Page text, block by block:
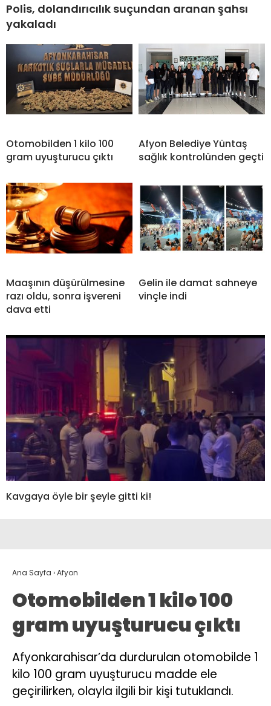
Polis, dolandırıcılık suçundan aranan şahsı
yakaladı
Otomobilden 1 kilo 100
gram uyuşturucu çıktı
Afyon Belediye Yüntaş
sağlık kontrolünden geçti
Maaşının düşürülmesine
razı oldu, sonra işvereni
dava etti
Gelin ile damat sahneye
vinçle indi
Kavgaya öyle bir şeyle gitti ki!
Ana Sayfa ›Afyon
Otomobilden 1 kilo 100
gram uyuşturucu çıktı
Afyonkarahisar’da durdurulan otomobilde 1
kilo 100 gram uyuşturucu madde ele
geçirilirken, olayla ilgili bir kişi tutuklandı.